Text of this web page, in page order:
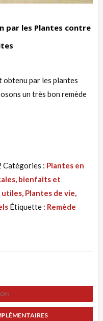
par les Plantes contre
obtenu par les plantes
un très bon remède
Catégories : Plantes en
bienfaits et
Plantes de vie,
Étiquette : Remède